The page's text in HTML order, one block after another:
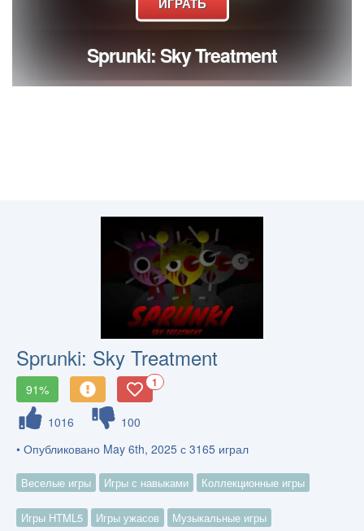
Sprunki: Sky Treatment
91% 1
1016
100
• Опубликовано May 6th, 2025 с 3165 играл
Веселые игры Игры с навыками Коллекционные игры
Игры HTML5 Игры ужасов Музыкальные игры